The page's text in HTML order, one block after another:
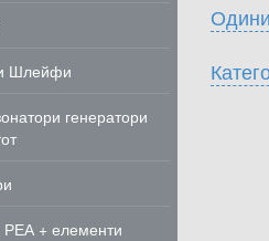
Шлейфи
генератори
РЕА + елементи